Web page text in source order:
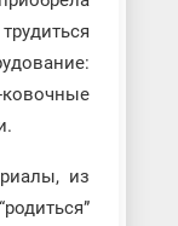
из